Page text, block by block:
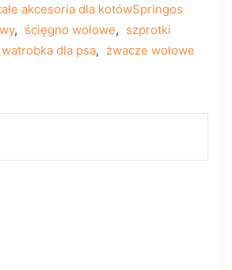
akcesoria dla kotówSpringos
, ścięgno wołowe, szprotki
watrobka dla psa, żwacze wołowe